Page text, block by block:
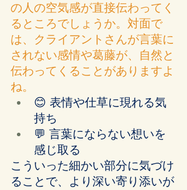
の人の空気感が直接伝わってく
るところでしょうか。対面で
は、クライアントさんが言葉に
されない感情や葛藤が、自然と
伝わってくることがありますよ
ね。
😊 表情や仕草に現れる気
持ち
💬 言葉にならない想いを
感じ取る
こういった細かい部分に気づけ
ることで、より深い寄り添いが